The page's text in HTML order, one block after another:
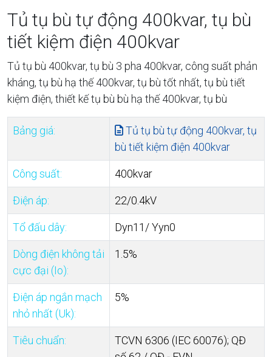
Tủ tụ bù tự động 400kvar, tụ bù
tiết kiệm điện 400kvar
Tủ tụ bù 400kvar, tụ bù 3 pha 400kvar, công suất phản
kháng, tụ bù hạ thế 400kvar, tụ bù tốt nhất, tụ bù tiết
kiệm điện, thiết kế tụ bù bù hạ thế 400kvar, tụ bù
Bảng giá:
Tủ tụ bù tự động 400kvar, tụ
bù tiết kiệm điện 400kvar
Công suất: 400kvar
Điện áp: 22/0.4kV
Tổ đấu dây: Dyn11/ Yyn0
Dòng điện không tải
cực đại (Io):
1.5%
Điện áp ngắn mạch
nhỏ nhất (Uk):
5%
Tiêu chuẩn:
TCVN 6306 (IEC 60076); QĐ